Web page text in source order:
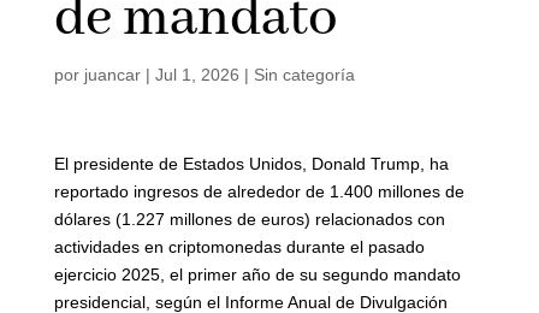
de mandato
por juancar| Jul 1, 2026 | Sin categoría
El presidente de Estados Unidos, Donald Trump, ha
reportado ingresos de alrededor de 1.400 millones de
dólares (1.227 millones de euros) relacionados con
actividades en criptomonedas durante el pasado
ejercicio 2025, el primer año de su segundo mandato
presidencial, según el Informe Anual de Divulgación